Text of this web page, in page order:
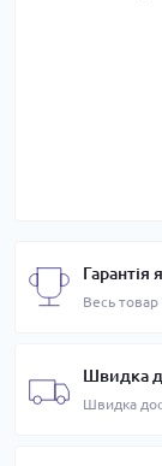
Гарантія
Весь товар
Швидка
Швидка